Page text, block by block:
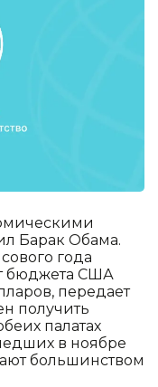
Барак Обама.
года
бюджета США
передает
получить
палатах
в ноябре
большинством